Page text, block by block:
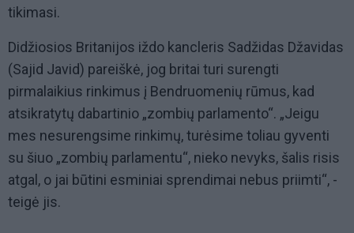
tikimasi.
Didžiosios Britanijos iždo kancleris Sadžidas Džavidas
(Sajid Javid) pareiškė, jog britai turi surengti
pirmalaikius rinkimus į Bendruomenių rūmus, kad
atsikratytų dabartinio „zombių parlamento“. „Jeigu
mes nesurengsime rinkimų, turėsime toliau gyventi
su šiuo „zombių parlamentu“, nieko nevyks, šalis risis
atgal, o jai būtini esminiai sprendimai nebus priimti“, -
teigė jis.